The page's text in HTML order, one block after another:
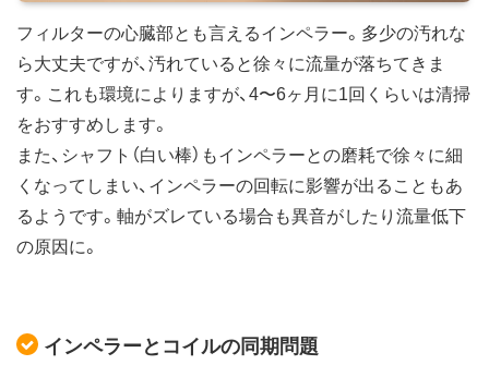
フィルターの心臓部とも言えるインペラー。多少の汚れな
ら大丈夫ですが、汚れていると徐々に流量が落ちてきま
す。これも環境によりますが、4〜6ヶ月に1回くらいは清掃
をおすすめします。
また、シャフト（白い棒）もインペラーとの磨耗で徐々に細
くなってしまい、インペラーの回転に影響が出ることもあ
るようです。軸がズレている場合も異音がしたり流量低下
の原因に。
インペラーとコイルの同期問題